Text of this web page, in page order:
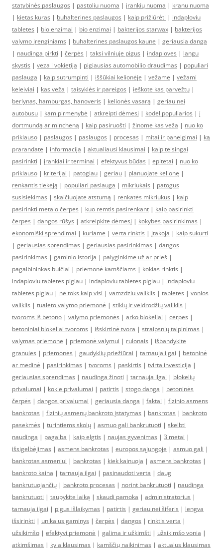
statybinės paslaugos | pastoliu nuoma | įrankių nuoma | kranu nuoma
| kietas kuras | buhalterines paslaugos | kaip prižiūrėti | indaploviu
tabletes | bio enzimai | bio enzimai | bakterijos starwax | bakterijos
valymo įrenginiams | buhalterines paslaugos kaune | geriausia danga
| naudinga pirkti | čerpės | taksi vilniuje pigus | indaploves | langu
skystis | veza i vokietija | pigiausias automobilio draudimas | populiari
paslauga | kaip sutrumpinti | iššūkiai kelionėje | vežame | vežami
keleiviai | kas veža | taisyklės ir pareigos | ieškote kas parvežtų |
berlynas, hamburgas, hanoveris | kelionės vasarą | geriau nei
autobusu | kam pirmenybė | atkreipti dėmesį | kodėl populiarios | į
dortmundą ar mincheną | kaip pasiruošti | žinome kas veža | nuo ko
priklauso | paslaugos | paslaugos | procesas | mitai ir paneigimai | ką
prarandate | informacija | aktualiausi klausimai | kaip teisingai
pasirinkti | įrankiai ir terminai | efektyvus būdas | epitetai | nuo ko
priklauso | kriterijai | patogiau | geriau | planuojate kelionę |
renkantis tiekėją | populiari paslauga | mikriukais | patogus
susisiekimas | skaičiuojate atstumą | renkatės mikriukus | kaip
pasirinkti metalo čerpes | kuo remtis pasirenkant | kaip pasirinkti
čerpes | dangos rūšys | atkreipkite dėmesį | kokybės pasirinkimas |
ekonomiški sprendimai | kuriame | verta rinktis | įtakoja | kaip sukurti
| geriausias sprendimas | geriausias pasirinkimas | dangos
pasirinkimas | gaminio istorija | palyginkime už ar prieš |
pagalbininkas buičiai | priemonė kamščiams | kokias rinktis |
indaploviu tabletes pigiau | indaploviu tabletes pigiau | indaploviu
tabletes pigiau | ne toks kaip visi | vamzdziu valiklis | tabletes | vonios
valiklis | tualeto valymo priemonė | stiklų ir veidrodžių valiklis |
tvoroms iš betono | valymo priemonės | arko blokeliai | cerpes |
betoniniai blokeliai tvoroms | išskirtinė tvora | straipsnių talpinimas |
valymas priemone | priemonė valymui | rulonais | išbandykite
granules | priemonės | gaudyklių priežiūrai | tarnauja ilgai | betoninė
ar medinė | pasirinkimas | tvoroms | paskirtis | tvirta investicija |
geriausias sprendimas | naudinga žinoti | tarnauja ilgai | blokelių
privalumai | kokie privalumai | patirtis | stogo danga | betoninės
čerpės | dangos privalumai | geriausia danga | faktai | fizinio asmens
bankrotas | fizinių asmenų bankroto įstatymas | bankrotas | bankroto
pasekmės | turintiems skolų | asmuo gali bankrutuoti | skelbti
naudinga | pagalba | kaip elgtis | naujas gyvenimas | 3 metai |
išsigelbėjimas | asmens bankrotas | europos sąjungoje | asmuo gali |
bankrotas asmeniui | bankrotas | kiek kainuoja | asmens bankrotas |
bankroto kaina | tarnauja ilgai | pasinaudoti verta | daug
bankrutuojančių | bankroto procesas | norint bankrutuoti | naudinga
bankrutuoti | taupykite laiką | skaudi pamoka | administratorius |
tarnauja ilgai | pigus išlaikymas | patirtis | geriau nei šiferis | lengva
išsirinkti | unikalus gaminys | čerpės | dangos | rinktis verta |
užsikimšo | efektyvi priemonė | galima ir užkimšti | užsikimšo vonia |
atkimšimas | kyla klausimas | kamščių naikinimas | aktualus klausimas